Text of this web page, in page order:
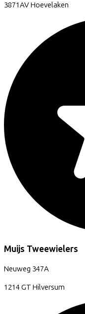
3871AVHoevelaken
Muijs Tweewielers
Neuweg 347A
1214 GT Hilversum